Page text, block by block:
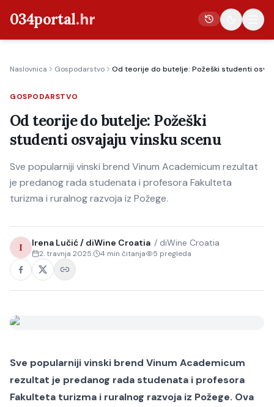
034portal.hr
Crna kronika
Poljoprivreda
Politika
Gospodarstvo
Život
Naslovnica Gospodarstvo Od teorije do butelje: Požeški studenti
GOSPODARSTVO
Od teorije do butelje: Požeški
studenti osvajaju vinsku scenu
Sve popularniji vinski brend Vinum Academicum rezultat
je predanog rada studenata i profesora Fakulteta
turizma i ruralnog razvoja iz Požege.
I Irena Lučić / diWine Croatia / diWine Croatia
2. travnja 2025. 4 min čitanja 5 pregleda
Sve popularniji vinski brend Vinum Academicum
rezultat je predanog rada studenata i profesora
Fakulteta turizma i ruralnog razvoja iz Požege. Ova